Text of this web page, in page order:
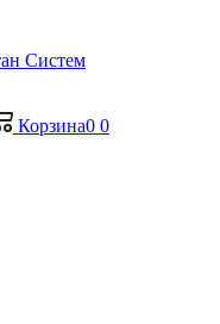
Корзина0 0